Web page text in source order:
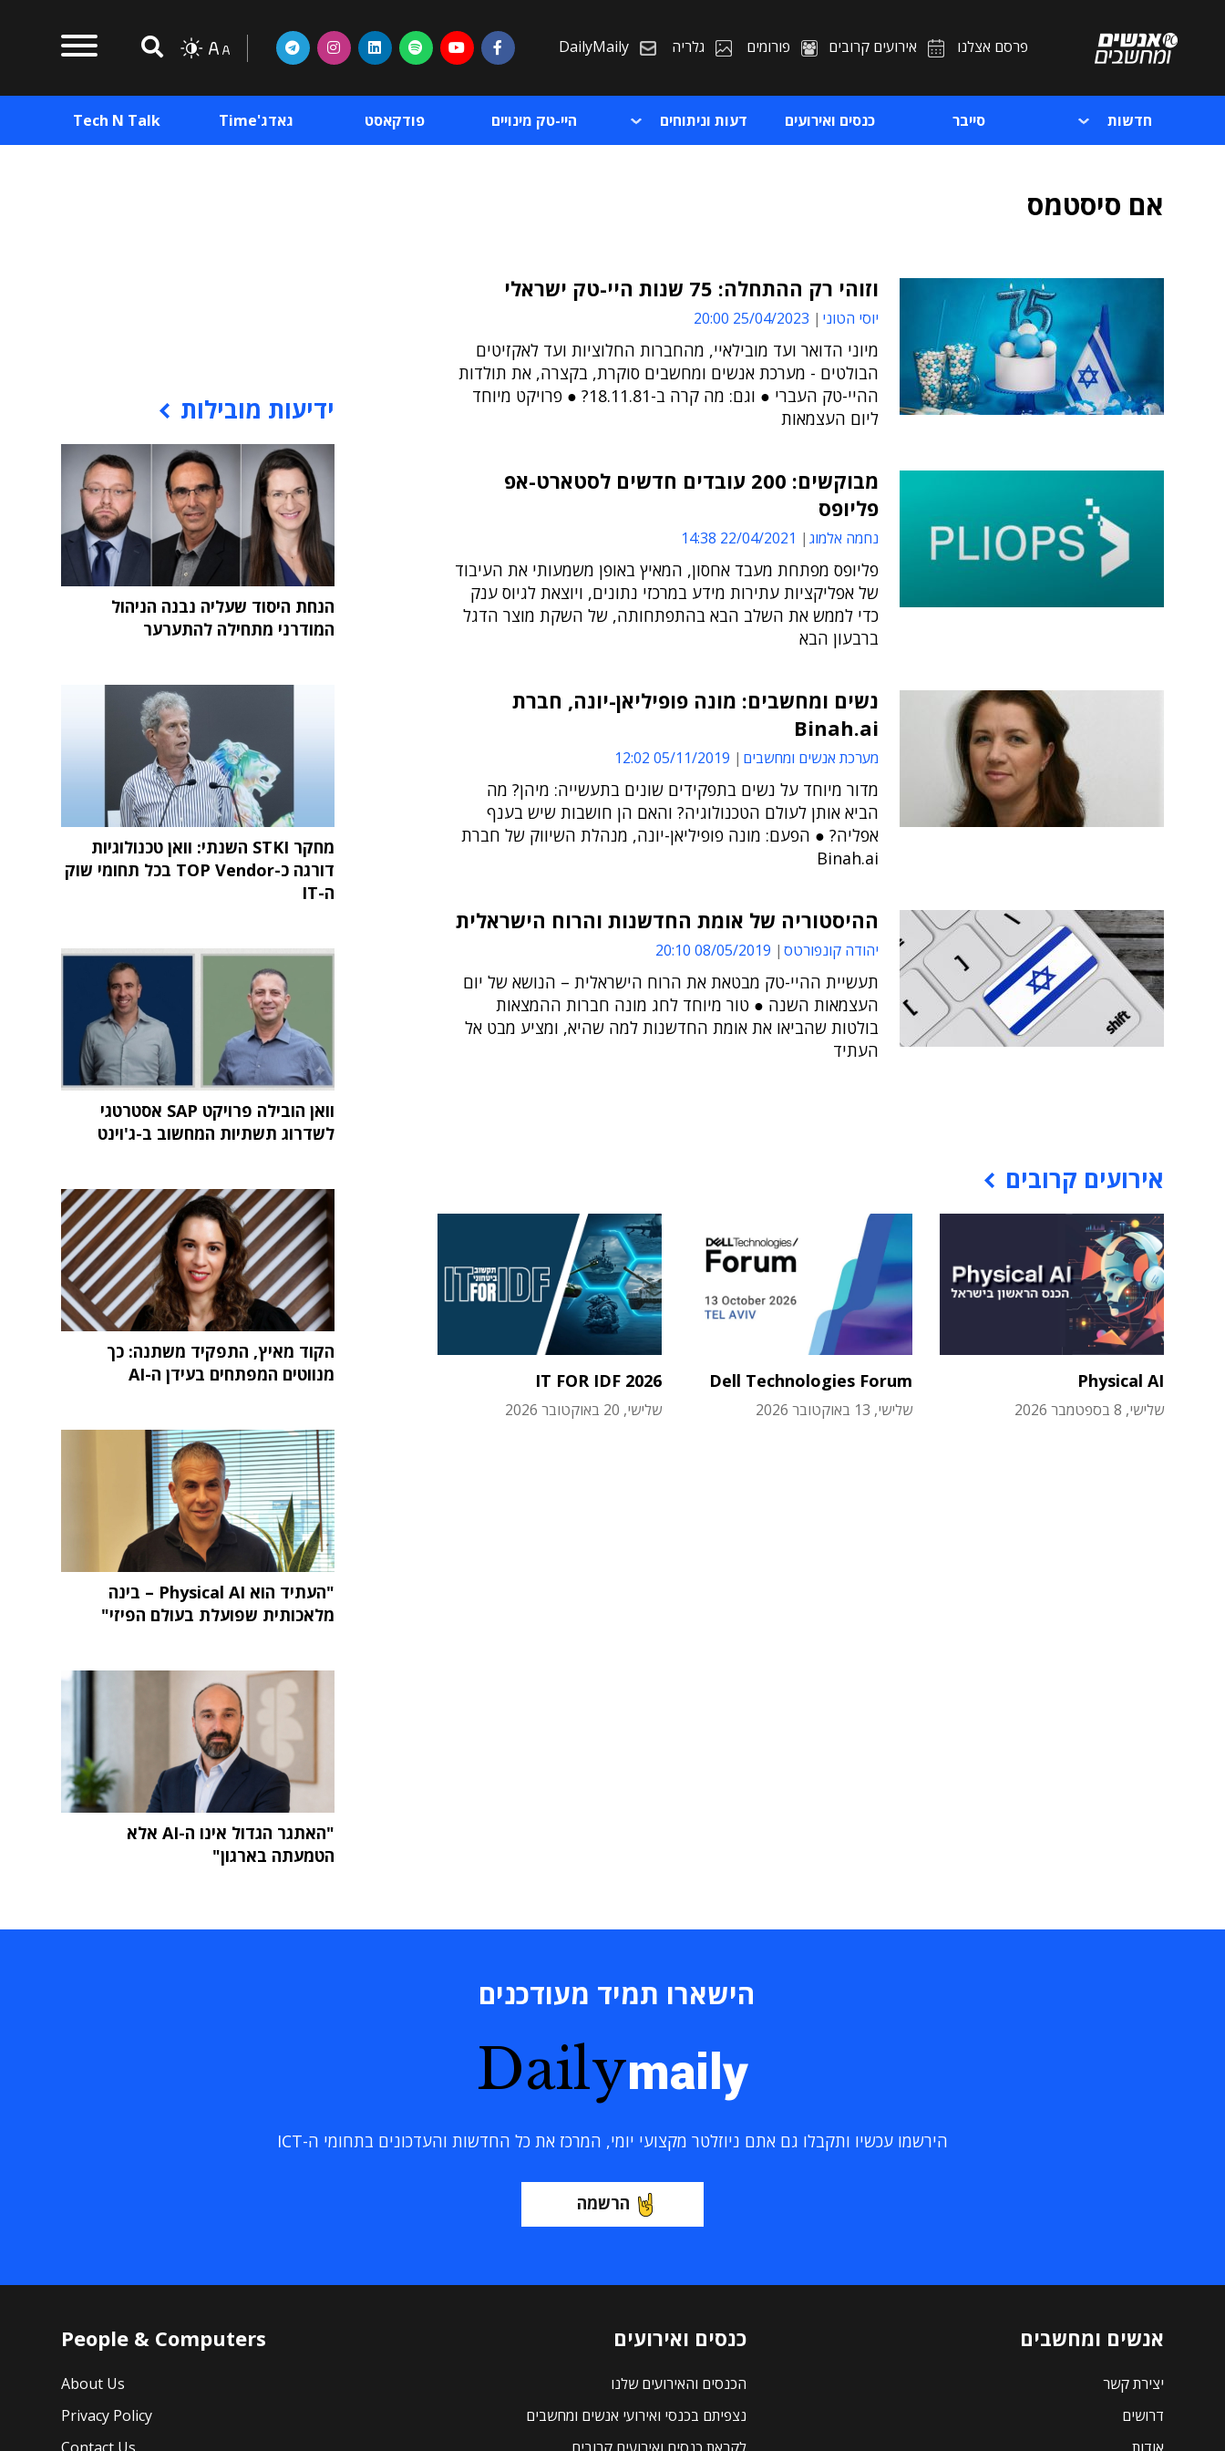
פרסם אצלנו אירועים קרובים פורומים גלריה DailyMaily
חדשות סייבר כנסים ואירועים דעות וניתוחים היי-טק מינויים פודקאסט גאדג'Time Tech N Talk
אם סיסטמס
וזוהי רק ההתחלה: 75 שנות היי-טק ישראלי
יוסי הטוני 25/04/2023 20:00
מיוני הדואר ועד מובילאיי, מהחברות החלוציות ועד לאקזיטים
הבולטים - מערכת אנשים ומחשבים סוקרת, בקצרה, את תולדות
ההיי-טק העברי ● וגם: מה קרה ב-18.11.81? ● פרויקט מיוחד
ליום העצמאות
מבוקשים: 200 עובדים חדשים לסטארט-אפ
פליופס
נחמה אלמוג 22/04/2021 14:38
פליופס מפתחת מעבד אחסון, המאיץ באופן משמעותי את העיבוד
של אפליקציות עתירות מידע במרכזי נתונים, ויוצאת לגיוס ענק
כדי לממש את השלב הבא בהתפתחותה, של השקת מוצר הדגל
ברבעון הבא
נשים ומחשבים: מונה פופיליאן-יונה, חברת
Binah.ai
מערכת אנשים ומחשבים 05/11/2019 12:02
מדור מיוחד על נשים בתפקידים שונים בתעשייה: מיהן? מה
הביא אותן לעולם הטכנולוגיה? והאם הן חושבות שיש בענף
אפליה? ● הפעם: מונה פופיליאן-יונה, מנהלת השיווק של חברת
Binah.ai
ההיסטוריה של אומת החדשנות והרוח הישראלית
יהודה קונפורטס 08/05/2019 20:10
תעשיית ההיי-טק מבטאת את הרוח הישראלית – הנושא של יום
העצמאות השנה ● טור מיוחד לחג מונה חברות ההמצאות
בולטות שהביאו את אומת החדשנות למה שהיא, ומציע מבט אל
העתיד
אירועים קרובים
Physical AI
שלישי, 8 בספטמבר 2026
Dell Technologies Forum
שלישי, 13 באוקטובר 2026
IT FOR IDF 2026
שלישי, 20 באוקטובר 2026
ידיעות מובילות
הנחת היסוד שעליה נבנה הניהול
המודרני מתחילה להתערער
מחקר STKI השנתי: וואן טכנולוגיות
דורגה כ-TOP Vendor בכל תחומי שוק
ה-IT
וואן הובילה פרויקט SAP אסטרטגי
לשדרוג תשתיות המחשוב ב-ג'וינט
הקוד מאיץ, התפקיד משתנה: כך
מנווטים המפתחים בעידן ה-AI
"העתיד הוא Physical AI – בינה
מלאכותית שפועלת בעולם הפיזי"
"האתגר הגדול אינו ה-AI אלא
הטמעתה בארגון"
הישארו תמיד מעודכנים
Dailymaily
הירשמו עכשיו ותקבלו גם אתם ניוזלטר מקצועי יומי, המרכז את כל החדשות והעדכונים בתחומי ה-ICT
הרשמה
אנשים ומחשבים
יצירת קשר
דרושים
כנסים ואירועים
הכנסים והאירועים שלנו
נצפיתם בכנסי ואירועי אנשים ומחשבים
People & Computers
About Us
Privacy Policy